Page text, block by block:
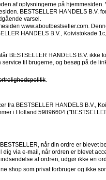
af oplysningerne på hjemmesiden.
BESTSELLER HANDELS B.V.
varsel.
HANDELS B.V., Koivistokade
BESTSELLER HANDELS B.V. ikke
til brugerne, og besøg på de
.
fra BESTSELLER HANDELS B.V.,
i Holland 59896604
når din ordre er blevet
via e-mail, når ordren er blevet
af ordren, udgør ikke en
shop som privat forbruger og ikke